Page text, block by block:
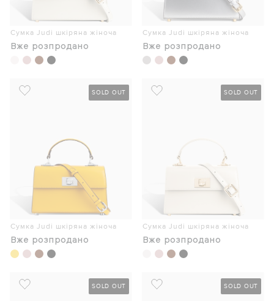
Сумка Judi шкіряна жіноча
Вже розпродано
Сумка Judi шкіряна жіноча
Вже розпродано
SOLD OUT
Сумка Judi шкіряна жіноча
Вже розпродано
SOLD OUT
Сумка Judi шкіряна жіноча
Вже розпродано
SOLD OUT SOLD OUT